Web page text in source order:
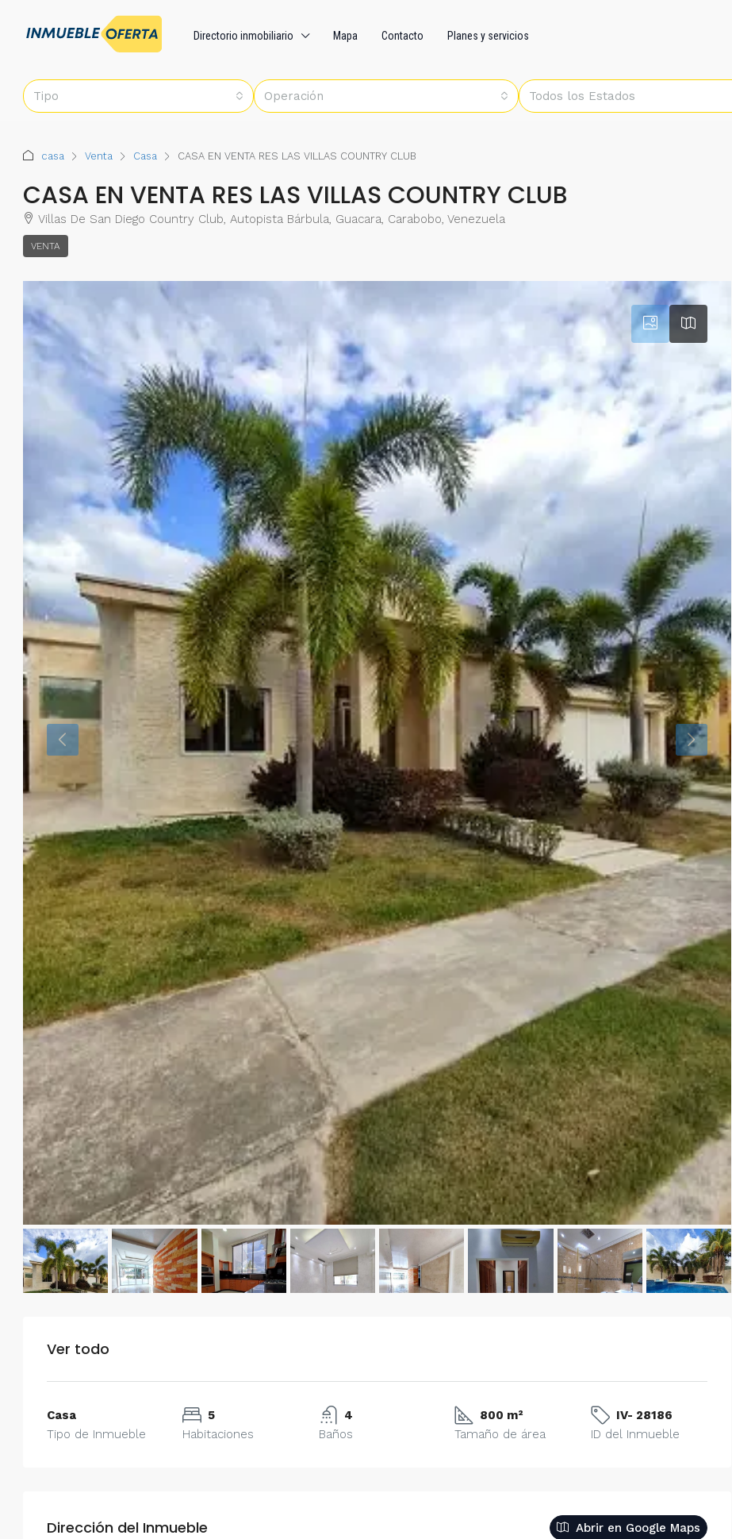
Directorio inmobiliario Mapa Contacto Planes y servicios
Tipo Operación Todos los Estados
casa Venta Casa CASA EN VENTA RES LAS VILLAS COUNTRY CLUB
CASA EN VENTA RES LAS VILLAS COUNTRY CLUB
Villas De San Diego Country Club, Autopista Bárbula, Guacara, Carabobo, Venezuela
VENTA
Ver todo
Casa
Tipo de Inmueble
5
Habitaciones
4
Baños
800 m²
Tamaño de área
IV- 28186
ID del Inmueble
Dirección del Inmueble Abrir en Google Maps
$750/mes
Alquiler en Prados del Este – 2
Habitaciones, 2 Baños, Patio. Amoblado
y Equipado
Centro Comercial Concresa, Avenida Principal de
Prados del Este, Prados del Este, Sector: Prado del
Este, Caracas, Parroquia Nuestra Señora del Rosario,
Municipio Baruta, Distrito Metropolitano de Caracas,
Estado Miranda, 1080, Venezuela
2 2 100 m²
350/mes
Alquiler De Anexo En Prados Del Este
Caracas | Con Planta y tanque
subterráneo
Centro Comercial Concresa, Avenida Principal de
Prados del Este, Prados del Este, Sector: Prado del
Este, Caracas, Parroquia Nuestra Señora del Rosario,